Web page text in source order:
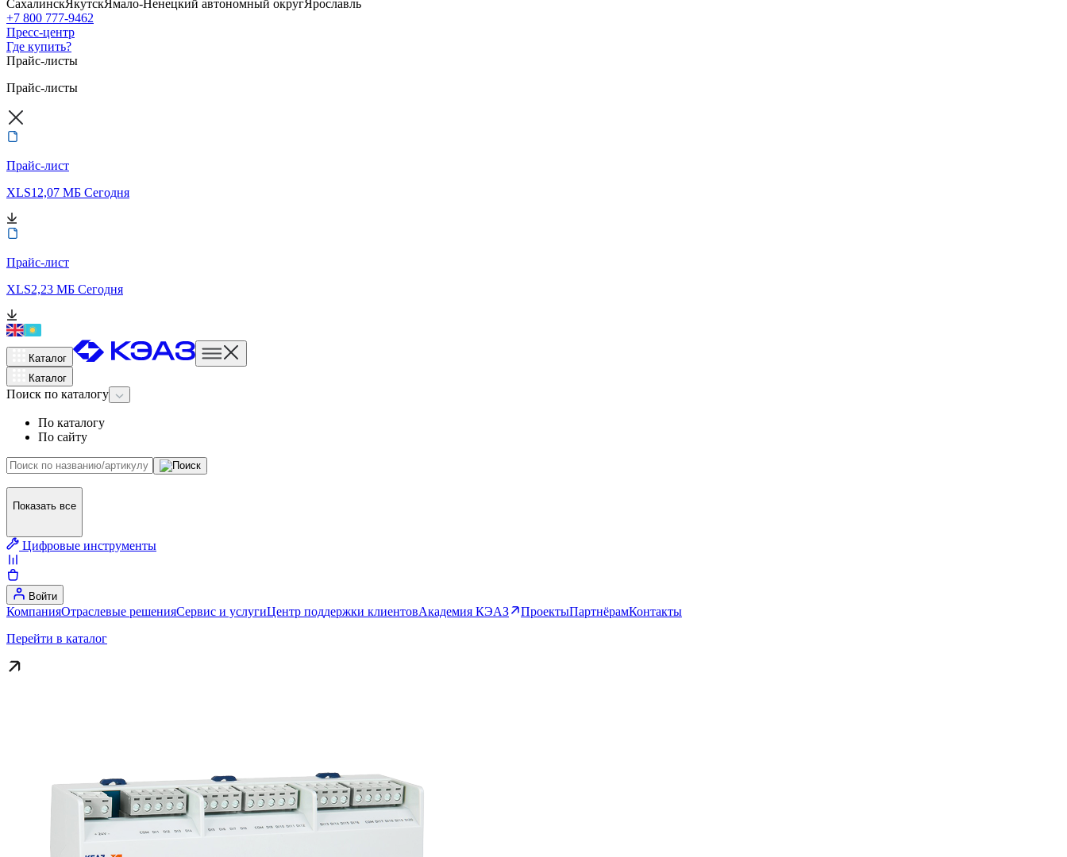
СахалинскЯкутскЯмало-Ненецкий автономный округЯрославль
+7 800 777-9462
Пресс-центр
Где купить?
Прайс-листы
Прайс-листы
Прайс-лист
XLS12,07 МБ Сегодня
Прайс-лист
XLS2,23 МБ Сегодня
Каталог
Каталог
Поиск по каталогу
По каталогу
По сайту
Показать все
Цифровые инструменты
Войти
КомпанияОтраслевые решенияСервис и услугиЦентр поддержки клиентовАкадемия КЭАЗ ПроектыПартнёрамКонтакты
Перейти в каталог